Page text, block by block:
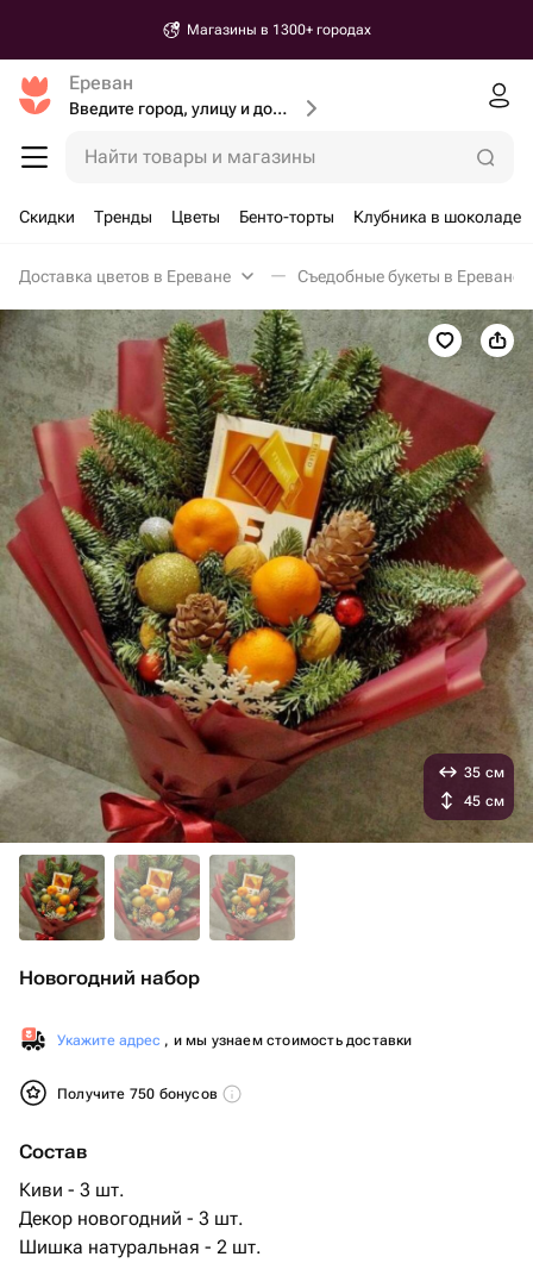
Магазины в 1300+ городах
Ереван
Введите город, улицу и дом доставки
Найти товары и магазины
Скидки Тренды Цветы Бенто-торты Клубника в шоколаде
Доставка цветов в Ереване Съедобные букеты в Ереване
Новогодний набор
Укажите адрес , и мы узнаем стоимость доставки
Получите 750 бонусов
Состав
Киви - 3 шт.
Декор новогодний - 3 шт.
Шишка натуральная - 2 шт.
35 см
45 см